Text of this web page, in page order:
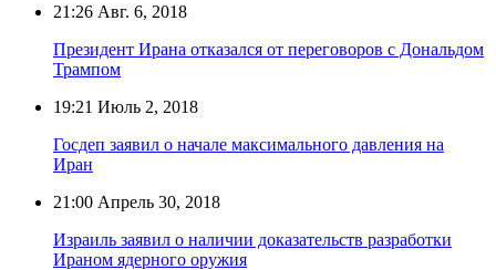
21:26 Авг. 6, 2018
Президент Ирана отказался от переговоров с Дональдом
Трампом
19:21 Июль 2, 2018
Госдеп заявил о начале максимального давления на
Иран
21:00 Апрель 30, 2018
Израиль заявил о наличии доказательств разработки
Ираном ядерного оружия